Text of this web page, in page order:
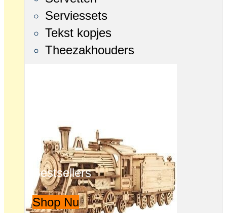
Serviessets
Tekst kopjes
Theezakhouders
Bestsellers
Shop Nu